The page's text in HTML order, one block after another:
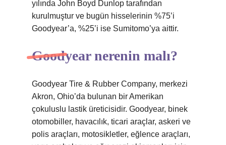
yılında John Boyd Dunlop tarafından
kurulmuştur ve bugün hisselerinin %75’i
Goodyear’a, %25’i ise Sumitomo’ya aittir.
Goodyear nerenin malı?
Goodyear Tire & Rubber Company, merkezi
Akron, Ohio’da bulunan bir Amerikan
çokuluslu lastik üreticisidir. Goodyear, binek
otomobiller, havacılık, ticari araçlar, askeri ve
polis araçları, motosikletler, eğlence araçları,